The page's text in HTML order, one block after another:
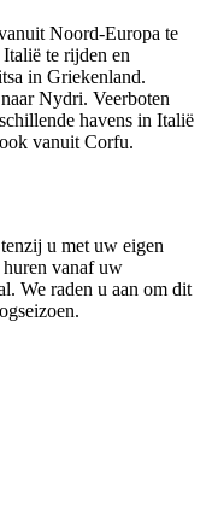
Noord-Europa te
te rijden en
in Griekenland.
Nydri. Veerboten
havens in Italië
vanuit Corfu.
u met uw eigen
huren vanaf uw
We raden u aan om dit